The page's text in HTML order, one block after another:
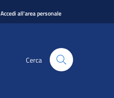
Accedi all'area personale
Cerca